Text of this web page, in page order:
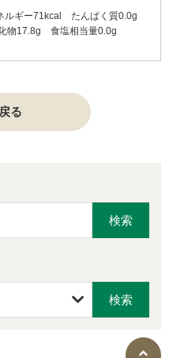
ルギー71kcal たんぱく質0.0g
物17.8g 食塩相当量0.0g
る